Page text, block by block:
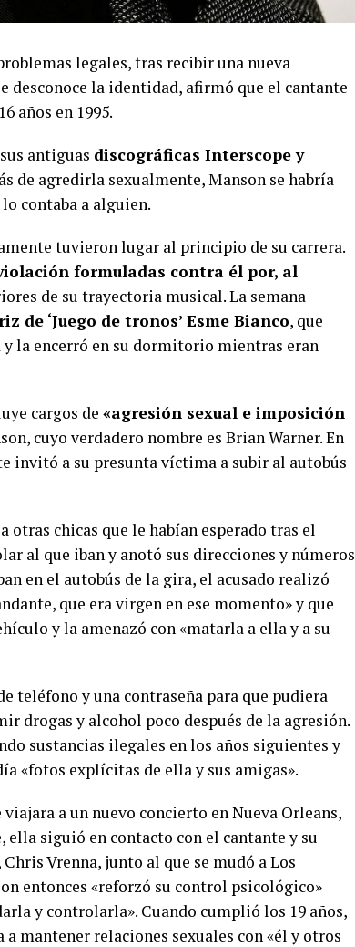
legales, tras recibir una nueva
desconoce la identidad, afirmó que el cantante
años en 1995.
antiguas discográficas Interscope y
de agredirla sexualmente, Manson se habría
contaba a alguien.
tuvieron lugar al principio de su carrera.
formuladas contra él por, al
de su trayectoria musical. La semana
‘Juego de tronos’ Esme Bianco, que
la encerró en su dormitorio mientras eran
cargos de «agresión sexual e imposición
cuyo verdadero nombre es Brian Warner. En
invitó a su presunta víctima a subir al autobús
otras chicas que le habían esperado tras el
al que iban y anotó sus direcciones y números
en el autobús de la gira, el acusado realizó
que era virgen en ese momento» y que
y la amenazó con «matarla a ella y a su
teléfono y una contraseña para que pudiera
drogas y alcohol poco después de la agresión.
sustancias ilegales en los años siguientes y
«fotos explícitas de ella y sus amigas».
a un nuevo concierto en Nueva Orleans,
siguió en contacto con el cantante y su
Vrenna, junto al que se mudó a Los
entonces «reforzó su control psicológico»
y controlarla». Cuando cumplió los 19 años,
mantener relaciones sexuales con «él y otros